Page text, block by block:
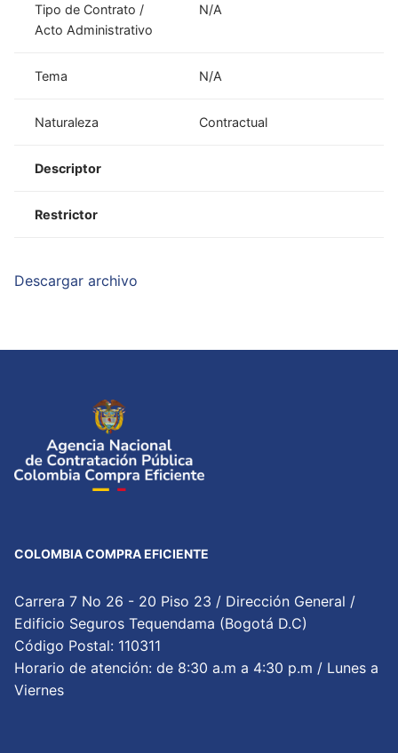
Tipo de Contrato /
Acto Administrativo
N/A
Tema N/A
Naturaleza Contractual
Descriptor
Restrictor
Descargar archivo
COLOMBIA COMPRA EFICIENTE
Carrera 7 No 26 - 20 Piso 23 / Dirección General /
Edificio Seguros Tequendama (Bogotá D.C)
Código Postal: 110311
Horario de atención: de 8:30 a.m a 4:30 p.m / Lunes a
Viernes